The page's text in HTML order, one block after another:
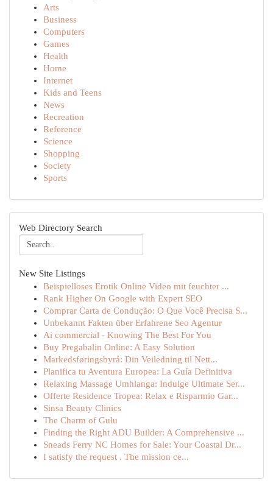
Arts
Business
Computers
Games
Health
Home
Internet
Kids and Teens
News
Recreation
Reference
Science
Shopping
Society
Sports
Web Directory Search
New Site Listings
Beispielloses Erotik Online Video mit feuchter ...
Rank Higher On Google with Expert SEO
Comprar Carta de Condução: O Que Você Precisa S...
Unbekannt Fakten über Erfahrene Seo Agentur
Ai commercial - Knowing The Best For You
Buy Pregabalin Online: A Easy Solution
Markedsføringsbyrå: Din Veiledning til Nett...
Planifica tu Aventura Europea: La Guía Definitiva
Relaxing Massage Umhlanga: Indulge Ultimate Ser...
Offerte Residence Tropea: Relax e Risparmio Gar...
Sinsa Beauty Clinics
The Charm of Gulu
Finding the Right ADU Builder: A Comprehensive ...
Sneads Ferry NC Homes for Sale: Your Coastal Dr...
I satisfy the request . The mission ce...